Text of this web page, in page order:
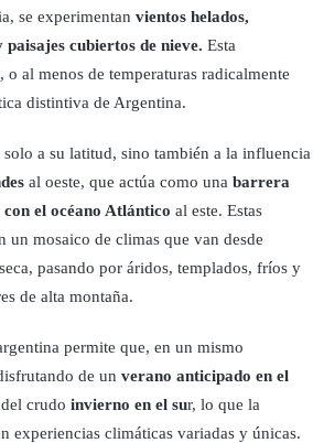
se experimentan vientos helados,
cubiertos de nieve. Esta
o al menos de temperaturas radicalmente
distintiva de Argentina.
solo a su latitud, sino también a la influencia
al oeste, que actúa como una barrera
el océano Atlántico al este. Estas
un mosaico de climas que van desde
pasando por áridos, templados, fríos y
de alta montaña.
permite que, en un mismo
de un verano anticipado en el
crudo invierno en el sur, lo que la
experiencias climáticas variadas y únicas.